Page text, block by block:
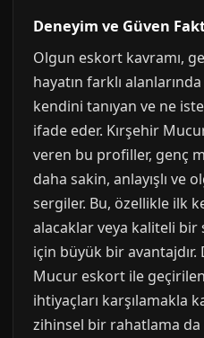
Deneyim ve Güven
Olgun eskort kavramı,
hayatın farklı
kendini tanıyan ve ne
ifade eder. Kırşehir
veren bu profiller, genç
daha sakin, anlayışlı ve
sergiler. Bu, özellikle ilk
alacaklar veya kaliteli
için büyük bir
Mucur eskort ile
ihtiyaçları karşılamakla
zihinsel bir rahatlama da